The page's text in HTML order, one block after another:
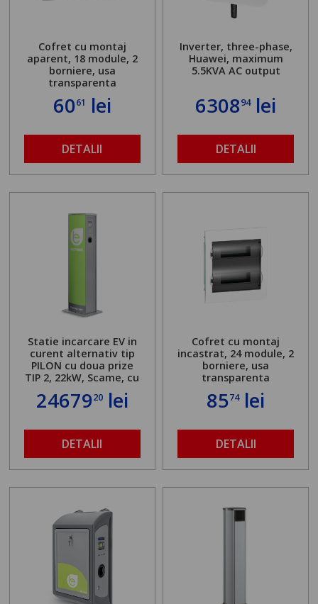
Cofret cu montaj
aparent, 18 module, 2
borniere, usa
transparenta
6061 lei
DETALII
Inverter, three-phase,
Huawei, maximum
5.5KVA AC output
630894lei
DETALII
Statie incarcare EV in
curent alternativ tip
PILON cu doua prize
TIP 2, 22kW, Scame, cu
server local
2467920lei
DETALII
Cofret cu montaj
incastrat, 24 module, 2
borniere, usa
transparenta
8574lei
DETALII